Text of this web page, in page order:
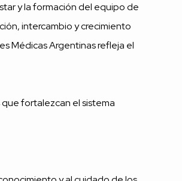
y la formación del equipo de
intercambio y crecimiento
Médicas Argentinas refleja el
fortalezcan el sistema